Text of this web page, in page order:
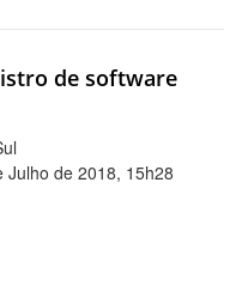
de software
Julho de 2018, 15h28